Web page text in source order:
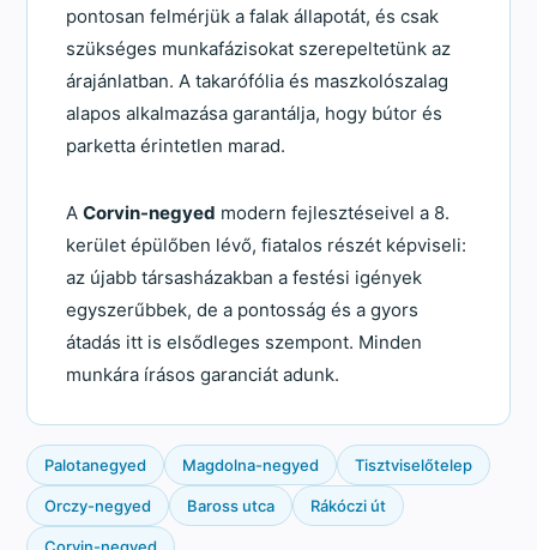
pontosan felmérjük a falak állapotát, és csak
szükséges munkafázisokat szerepeltetünk az
árajánlatban. A takarófólia és maszkolószalag
alapos alkalmazása garantálja, hogy bútor és
parketta érintetlen marad.
ACorvin-negyed modern fejlesztéseivel a 8.
kerület épülőben lévő, fiatalos részét képviseli:
az újabb társasházakban a festési igények
egyszerűbbek, de a pontosság és a gyors
átadás itt is elsődleges szempont. Minden
munkára írásos garanciát adunk.
Palotanegyed Magdolna-negyed Tisztviselőtelep
Orczy-negyed Baross utca Rákóczi út
Corvin-negyed